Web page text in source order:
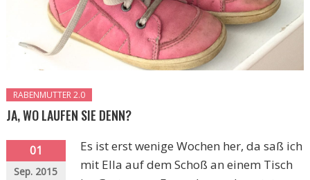
RABENMUTTER 2.0
JA, WO LAUFEN SIE DENN?
01
Sep. 2015
Es ist erst wenige Wochen her, da saß ich
mit Ella auf dem Schoß an einem Tisch